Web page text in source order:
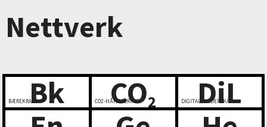
Nettverk
Bk
BÆREKRAFT CO2
CO2-HÅNDTERING DiL
DIGITALT LEDERSKAP